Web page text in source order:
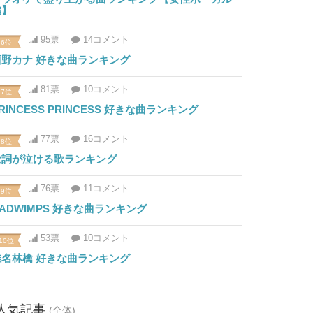
6位 95票 14コメント
カナ 好きな曲ランキング
7位 81票 10コメント
PRINCESS 好きな曲ランキング
8位 77票 16コメント
が泣ける歌ランキング
9位 76票 11コメント
好きな曲ランキング
位 53票 10コメント
林檎 好きな曲ランキング
気記事 (全体)